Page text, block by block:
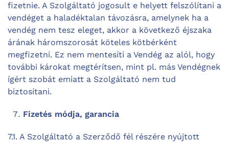
fizetnie. A Szolgáltató jogosult e helyett felszólítani a
vendéget a haladéktalan távozásra, amelynek ha a
vendég nem tesz eleget, akkor a következő éjszaka
árának háromszorosát köteles kötbérként
megfizetni. Ez nem mentesíti a Vendég az alól, hogy
további károkat megtérítsen, mint pl. más Vendégnek
ígért szobát emiatt a Szolgáltató nem tud
biztosítani.
Fizetés módja, garancia
7.1. A Szolgáltató a Szerződő fél részére nyújtott